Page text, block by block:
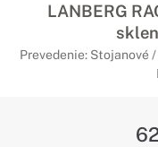
LANBERG
Prevedenie: Stojanové